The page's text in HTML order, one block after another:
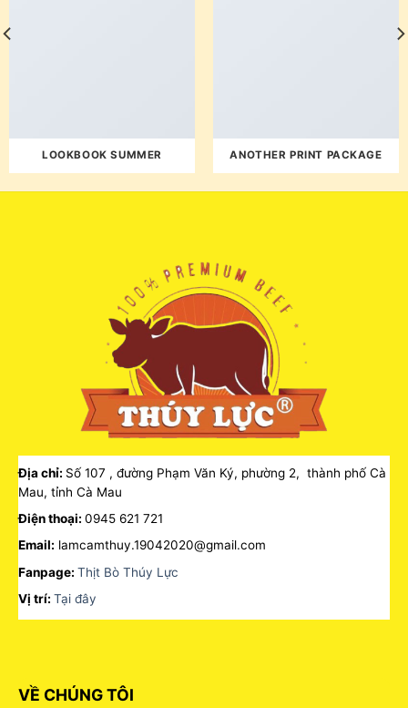
LOOKBOOK SUMMER ANOTHER PRINT PACKAGE
Địa chỉ: Số 107 , đường Phạm Văn Ký, phường 2, thành phố Cà
Mau, tỉnh Cà Mau
Điện thoại: 0945 621 721
Email: lamcamthuy.19042020@gmail.com
Fanpage: Thịt Bò Thúy Lực
Vị trí: Tại đây
VỀ CHÚNG TÔI